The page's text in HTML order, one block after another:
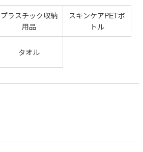
プラスチック収納
用品
スキンケアPETボ
トル
タオル